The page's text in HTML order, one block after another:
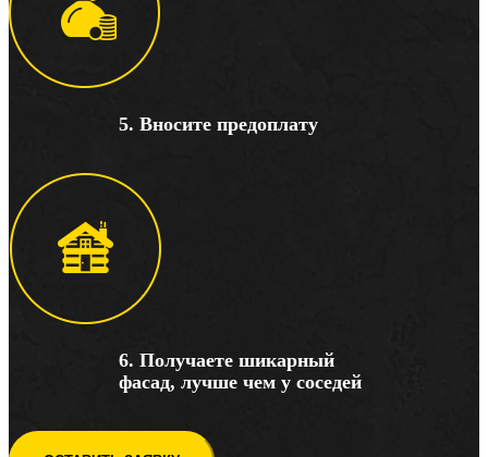
5. Вносите предоплату
6. Получаете шикарный
фасад, лучше чем у соседей